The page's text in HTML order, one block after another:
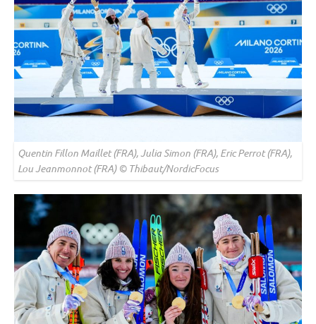
Quentin Fillon Maillet (FRA), Julia Simon (FRA), Eric Perrot (FRA),
Lou Jeanmonnot (FRA) © Thibaut/NordicFocus